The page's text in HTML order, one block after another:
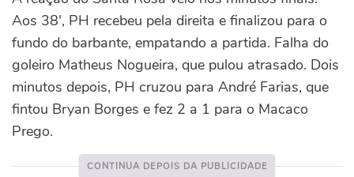
Aos 38′, PH recebeu pela direita e finalizou para o
fundo do barbante, empatando a partida. Falha do
goleiro Matheus Nogueira, que pulou atrasado. Dois
minutos depois, PH cruzou para André Farias, que
fintou Bryan Borges e fez 2 a 1 para o Macaco
Prego.